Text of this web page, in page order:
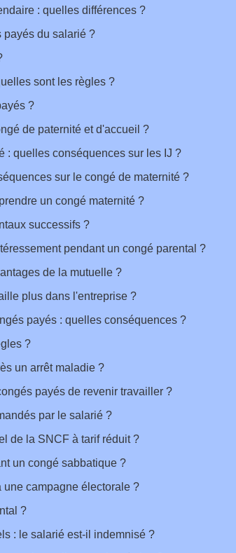
: quelles différences ?
payés du salarié ?
sont les règles ?
?
de paternité et d'accueil ?
: quelles conséquences sur les IJ ?
sur le congé de maternité ?
un congé maternité ?
successifs ?
pendant un congé parental ?
de la mutuelle ?
plus dans l'entreprise ?
payés : quelles conséquences ?
?
un arrêt maladie ?
payés de revenir travailler ?
par le salarié ?
de la SNCF à tarif réduit ?
un congé sabbatique ?
campagne électorale ?
?
: le salarié est-il indemnisé ?